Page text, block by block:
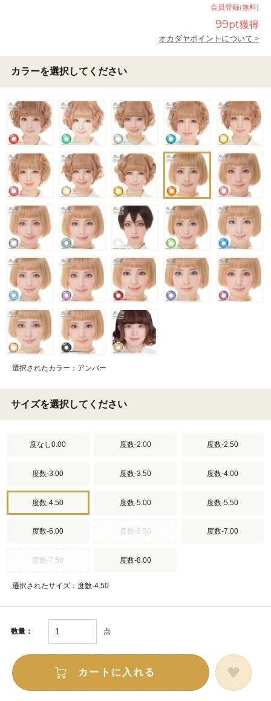
会員登録(無料)
99pt獲得
オカダヤポイントについて >
カラーを選択してください
選択されたカラー：アンバー
サイズを選択してください
度なし0.00 度数-2.00 度数-2.50
度数-3.00 度数-3.50 度数-4.00
度数-4.50 度数-5.00 度数-5.50
度数-6.00 度数-6.50 度数-7.00
度数-7.50 度数-8.00
選択されたサイズ：度数-4.50
数量： 点
カートに入れる